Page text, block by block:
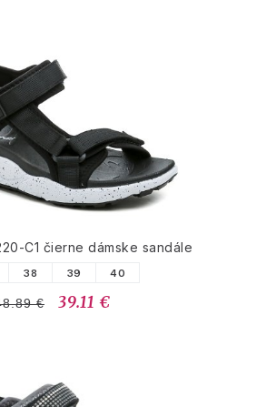
C1 čierne dámske sandále
38 39 40
€ 39.11 €